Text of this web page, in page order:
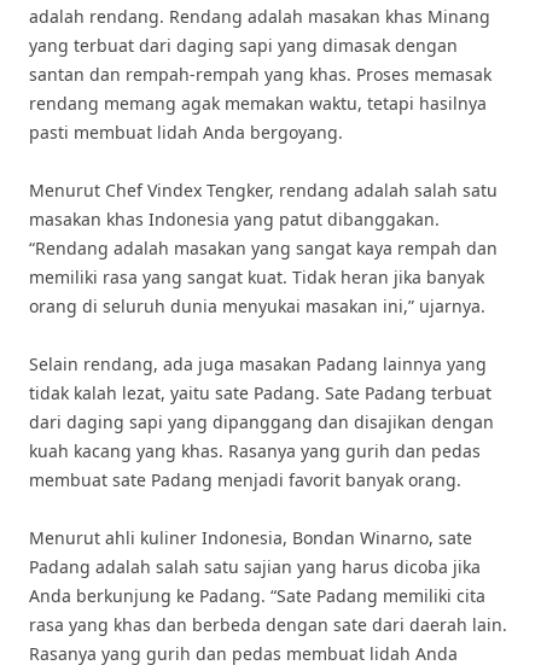
adalah rendang. Rendang adalah masakan khas Minang
yang terbuat dari daging sapi yang dimasak dengan
santan dan rempah-rempah yang khas. Proses memasak
rendang memang agak memakan waktu, tetapi hasilnya
pasti membuat lidah Anda bergoyang.
Menurut Chef Vindex Tengker, rendang adalah salah satu
masakan khas Indonesia yang patut dibanggakan.
“Rendang adalah masakan yang sangat kaya rempah dan
memiliki rasa yang sangat kuat. Tidak heran jika banyak
orang di seluruh dunia menyukai masakan ini,” ujarnya.
Selain rendang, ada juga masakan Padang lainnya yang
tidak kalah lezat, yaitu sate Padang. Sate Padang terbuat
dari daging sapi yang dipanggang dan disajikan dengan
kuah kacang yang khas. Rasanya yang gurih dan pedas
membuat sate Padang menjadi favorit banyak orang.
Menurut ahli kuliner Indonesia, Bondan Winarno, sate
Padang adalah salah satu sajian yang harus dicoba jika
Anda berkunjung ke Padang. “Sate Padang memiliki cita
rasa yang khas dan berbeda dengan sate dari daerah lain.
Rasanya yang gurih dan pedas membuat lidah Anda